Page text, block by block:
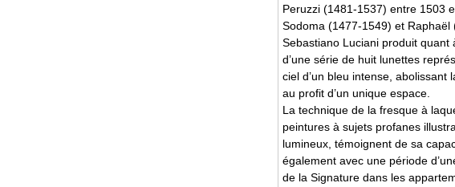
Peruzzi (1481-1537) entre 1503
Sodoma (1477-1549) et Raphaël
Sebastiano Luciani produit
d’une série de huit lunettes
ciel d’un bleu intense,
au profit d’un unique espace.
La technique de la fresque à
peintures à sujets profanes
lumineux, témoignent de sa
également avec une période
de la Signature dans les